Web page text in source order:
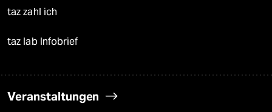
taz zahl ich
taz lab Infobrief
Veranstaltungen